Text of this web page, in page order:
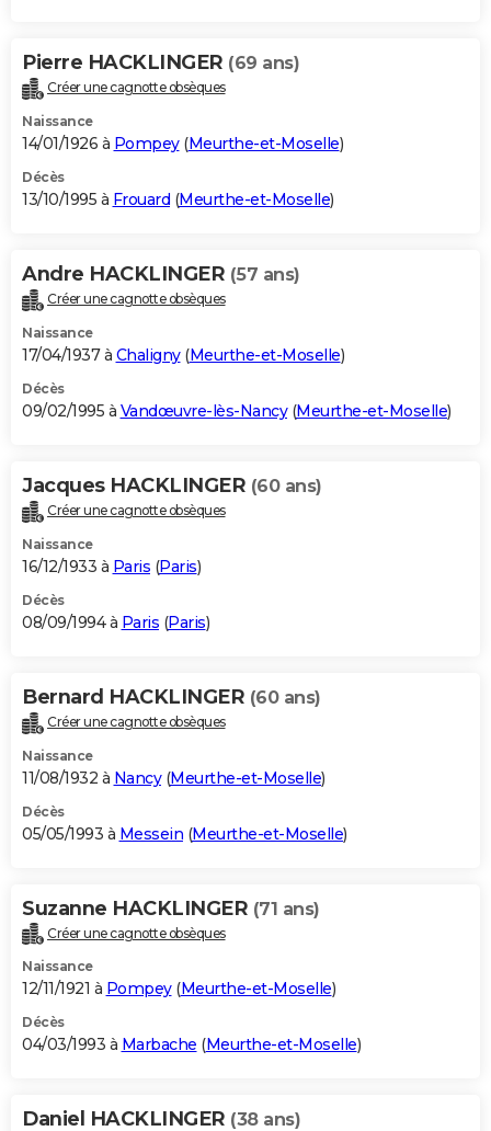
Pierre HACKLINGER (69 ans)
Créer une cagnotte obsèques
Naissance
14/01/1926 à Pompey(Meurthe-et-Moselle)
Décès
13/10/1995 à Frouard (Meurthe-et-Moselle)
Andre HACKLINGER (57 ans)
Créer une cagnotte obsèques
Naissance
17/04/1937 à Chaligny(Meurthe-et-Moselle)
Décès
09/02/1995 à Vandœuvre-lès-Nancy(Meurthe-et-Moselle)
Jacques HACKLINGER (60 ans)
Créer une cagnotte obsèques
Naissance
16/12/1933 à Paris (Paris)
Décès
08/09/1994 à Paris (Paris)
Bernard HACKLINGER (60 ans)
Créer une cagnotte obsèques
Naissance
11/08/1932 à Nancy(Meurthe-et-Moselle)
Décès
05/05/1993 à Messein (Meurthe-et-Moselle)
Suzanne HACKLINGER (71 ans)
Créer une cagnotte obsèques
Naissance
12/11/1921 à Pompey(Meurthe-et-Moselle)
Décès
04/03/1993 à Marbache (Meurthe-et-Moselle)
Daniel HACKLINGER (38 ans)